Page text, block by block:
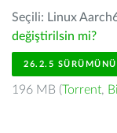
Seçili: Linux
değiştirilsin mi?
26.2.5
196 MB (Torrent,